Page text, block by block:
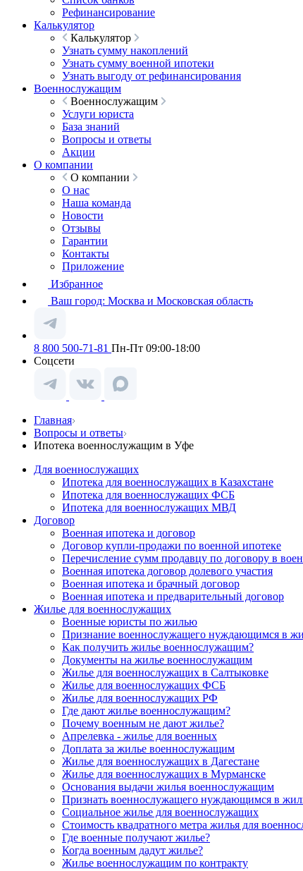
Рефинансирование
Калькулятор
Калькулятор
Узнать сумму накоплений
Узнать сумму военной ипотеки
Узнать выгоду от рефинансирования
Военнослужащим
Военнослужащим
Услуги юриста
База знаний
Вопросы и ответы
Акции
О компании
О компании
О нас
Наша команда
Новости
Отзывы
Гарантии
Контакты
Приложение
Избранное
Ваш город: Москва и Московская область
8 800 500-71-81 Пн-Пт 09:00-18:00
Соцсети
Главная
Вопросы и ответы
Ипотека военнослужащим в Уфе
Для военнослужащих
Ипотека для военнослужащих в Казахстане
Ипотека для военнослужащих ФСБ
Ипотека для военнослужащих МВД
Договор
Военная ипотека и договор
Договор купли-продажи по военной ипотеке
Перечисление сумм продавцу по договору в
Военная ипотека договор долевого участия
Военная ипотека и брачный договор
Военная ипотека и предварительный договор
Жилье для военнослужащих
Военные юристы по жилью
Признание военнослужащего нуждающимся в
Как получить жилье военнослужащим?
Документы на жилье военнослужащим
Жилье для военнослужащих в Салтыковке
Жилье для военнослужащих ФСБ
Жилье для военнослужащих РФ
Где дают жилье военнослужащим?
Почему военным не дают жилье?
Апрелевка - жилье для военных
Доплата за жилье военнослужащим
Жилье для военнослужащих в Дагестане
Жилье для военнослужащих в Мурманске
Основания выдачи жилья военнослужащим
Признать военнослужащего нуждающимся в
Социальное жилье для военнослужащих
Стоимость квадратного метра жилья для
Где военные получают жилье?
Когда военным дадут жилье?
Жилье военнослужащим по контракту